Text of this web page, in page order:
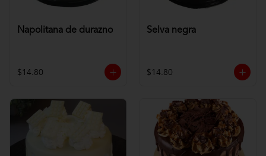
Napolitana de durazno
$14.80
Selva negra
$14.80